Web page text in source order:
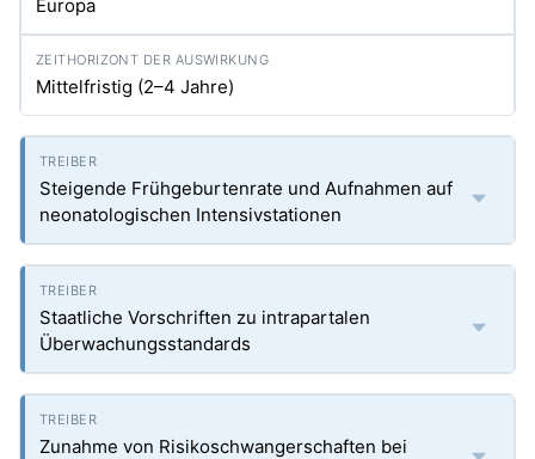
Europa
Mittelfristig (2–4 Jahre)
Steigende Frühgeburtenrate und Aufnahmen auf
neonatologischen Intensivstationen
Staatliche Vorschriften zu intrapartalen
Überwachungsstandards
Zunahme von Risikoschwangerschaften bei